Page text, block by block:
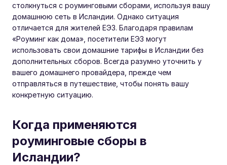
столкнуться с роуминговыми сборами, используя вашу
домашнюю сеть в Исландии. Однако ситуация
отличается для жителей ЕЭЗ. Благодаря правилам
«Роуминг как дома», посетители ЕЭЗ могут
использовать свои домашние тарифы в Исландии без
дополнительных сборов. Всегда разумно уточнить у
вашего домашнего провайдера, прежде чем
отправляться в путешествие, чтобы понять вашу
конкретную ситуацию.
Когда применяются
роуминговые сборы в
Исландии?